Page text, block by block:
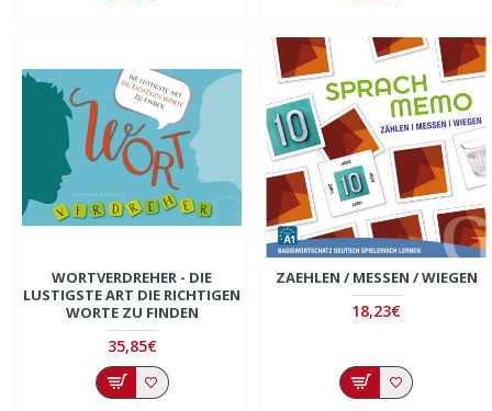
WORTVERDREHER - DIE
LUSTIGSTE ART DIE RICHTIGEN
WORTE ZU FINDEN
35,85€
ZAEHLEN / MESSEN / WIEGEN
18,23€